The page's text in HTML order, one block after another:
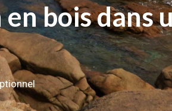
en bois dans